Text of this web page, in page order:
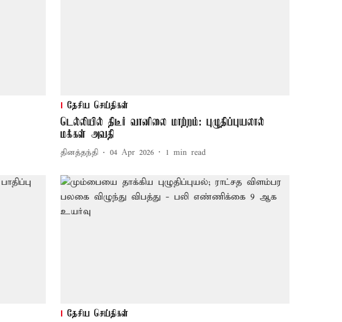
தேசிய செய்திகள்
டெல்லியில் திடீர் வானிலை மாற்றம்: புழுதிப்புயலால்
மக்கள் அவதி
தினத்தந்தி 04 Apr 2026 1 min read
தேசிய செய்திகள்